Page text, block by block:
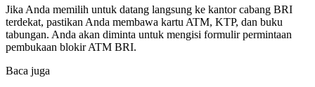
Jika Anda memilih untuk datang langsung ke kantor cabang BRI
terdekat, pastikan Anda membawa kartu ATM, KTP, dan buku
tabungan. Anda akan diminta untuk mengisi formulir permintaan
pembukaan blokir ATM BRI.
Baca juga